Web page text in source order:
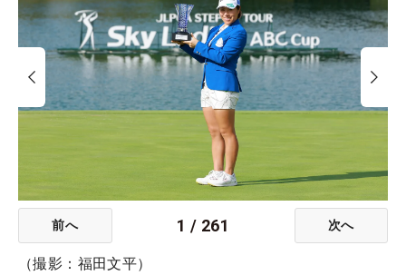
前へ 1 / 261 次へ
（撮影：福田文平）